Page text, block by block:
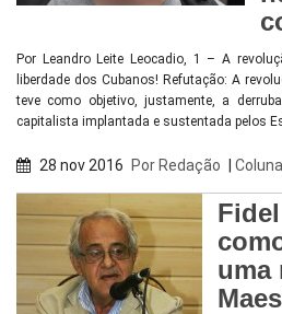
Por Leandro Leite Leocadio, 1 – A
liberdade dos Cubanos! Refutação: A
teve como objetivo, justamente, a
capitalista implantada e sustentada pelos
28 nov 2016 Por Redação |
uma